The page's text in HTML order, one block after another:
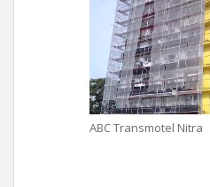
ABC Transmotel Nitra